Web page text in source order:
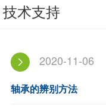
技术支持
2020-11-06
轴承的辨别方法